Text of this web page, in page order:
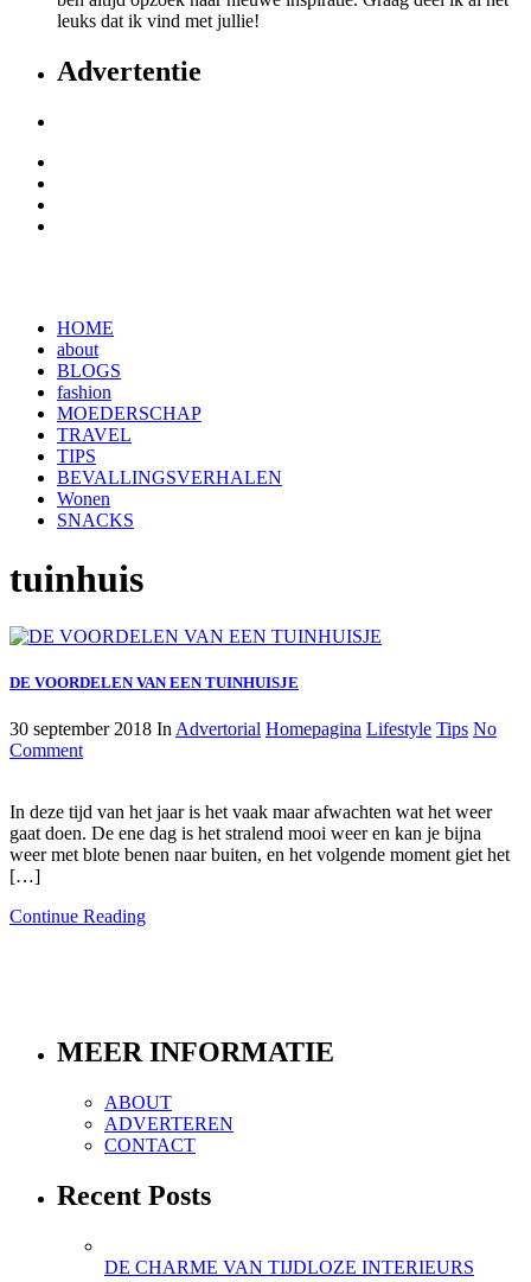
leuks dat ik vind met jullie!
Advertentie
HOME
about
BLOGS
fashion
MOEDERSCHAP
TRAVEL
TIPS
BEVALLINGSVERHALEN
Wonen
SNACKS
tuinhuis
DE VOORDELEN VAN EEN TUINHUISJE
30 september 2018 In Advertorial Homepagina Lifestyle Tips No
Comment
In deze tijd van het jaar is het vaak maar afwachten wat het weer
gaat doen. De ene dag is het stralend mooi weer en kan je bijna
weer met blote benen naar buiten, en het volgende moment giet het
[…]
Continue Reading
MEER INFORMATIE
ABOUT
ADVERTEREN
CONTACT
Recent Posts
DE CHARME VAN TIJDLOZE INTERIEURS